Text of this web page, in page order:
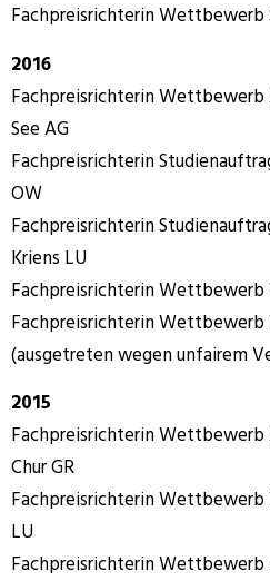
Fachpreisrichterin Wettbewerb
2016
Fachpreisrichterin
See AG
Fachpreisrichterin
OW
Fachpreisrichterin
Kriens LU
Fachpreisrichterin Wettbewerb
Fachpreisrichterin
(ausgetreten wegen unfairem
2015
Fachpreisrichterin Wettbewerb
Chur GR
Fachpreisrichterin
LU
Fachpreisrichterin Wettbewerb